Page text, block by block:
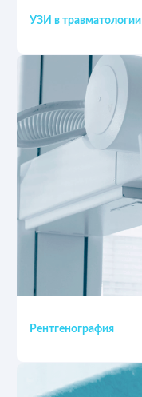
УЗИ в травматологии
Рентгенография